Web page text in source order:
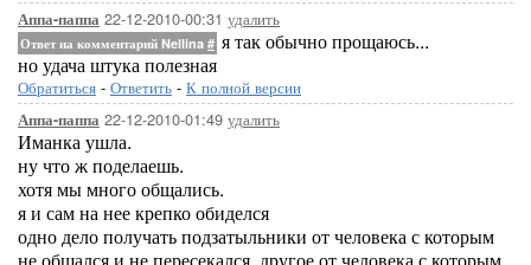
Аппа-паппа 22-12-2010-00:31 удалить
Ответ на комментарий Nellina # я так обычно прощаюсь...
но удача штука полезная
Обратиться - Ответить - К полной версии
Аппа-паппа 22-12-2010-01:49 удалить
Иманка ушла.
ну что ж поделаешь.
хотя мы много общались.
я и сам на нее крепко обиделся
одно дело получать подзатыльники от человека с которым